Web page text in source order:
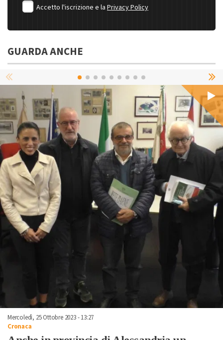
Accetto l'iscrizione e la Privacy Policy
GUARDA ANCHE
Mercoledì, 25 Ottobre 2023 - 13:27
Cronaca